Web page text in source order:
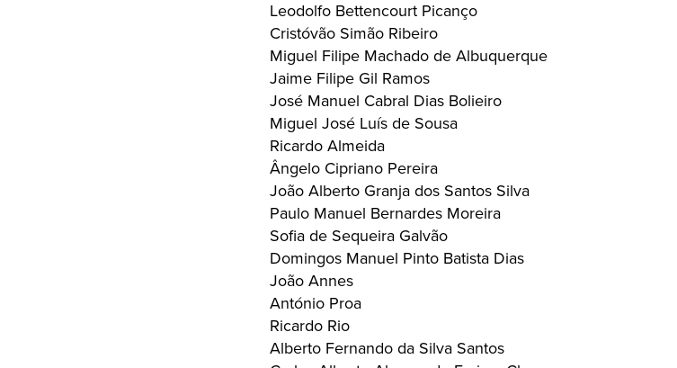
Leodolfo Bettencourt Picanço
Cristóvão Simão Ribeiro
Miguel Filipe Machado de Albuquerque
Jaime Filipe Gil Ramos
José Manuel Cabral Dias Bolieiro
Miguel José Luís de Sousa
Ricardo Almeida
Ângelo Cipriano Pereira
João Alberto Granja dos Santos Silva
Paulo Manuel Bernardes Moreira
Sofia de Sequeira Galvão
Domingos Manuel Pinto Batista Dias
João Annes
António Proa
Ricardo Rio
Alberto Fernando da Silva Santos